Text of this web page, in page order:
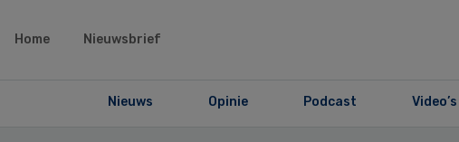
Home Nieuwsbrief
Nieuws Opinie Podcast Video’s